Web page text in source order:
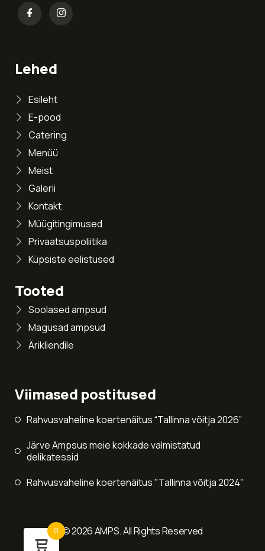
Lehed
Esileht
E-pood
Catering
Menüü
Meist
Galerii
Kontakt
Müügitingimused
Privaatsuspoliitika
Küpsiste eelistused
Tooted
Soolased ampsud
Magusad ampsud
Ärikliendile
Viimased postitused
Rahvusvaheline koertenäitus “Tallinna võitja 2026”
Järve Ampsus meie kokkade valmistatud
delikatessid
Rahvusvaheline koertenäitus "Tallinna võitja 2024"
© 2026 AMPS. All Rights Reserved
0